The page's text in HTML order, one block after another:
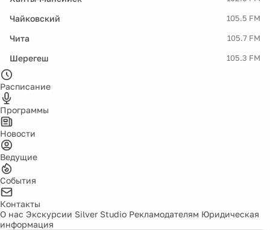
Чайковский 105.5 FM
Чита 105.7 FM
Шерегеш 105.3 FM
Расписание
Программы
Новости
Ведущие
События
Контакты
О нас Экскурсии Silver Studio Рекламодателям Юридическая
информация